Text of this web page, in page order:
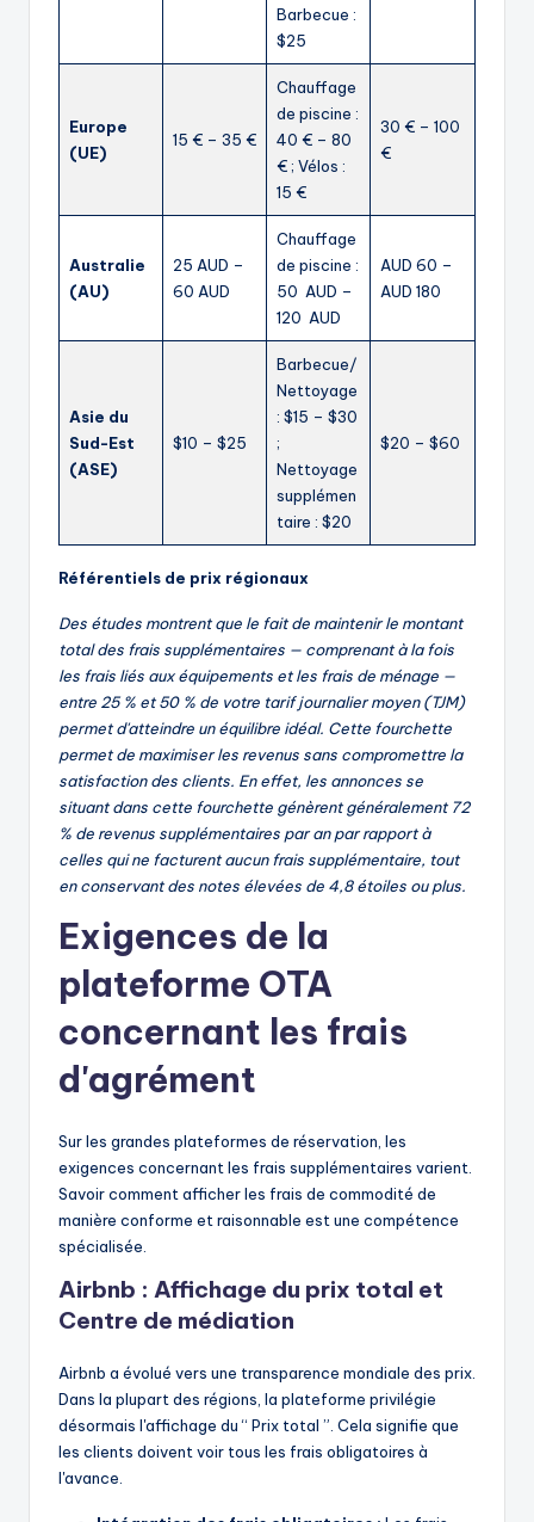
Barbecue :
$25
Europe
(UE)
15 € – 35 €
Chauffage
de piscine :
40 € – 80
€ ; Vélos :
15 €
30 € – 100
€
Australie
(AU)
25 AUD –
60 AUD
Chauffage
de piscine :
50 AUD –
120 AUD
AUD 60 –
AUD 180
Asie du
Sud-Est
(ASE)
$10 – $25
Barbecue/
Nettoyage
: $15 – $30
;
Nettoyage
supplémen
taire : $20
$20 – $60
Référentiels de prix régionaux
Des études montrent que le fait de maintenir le montant
total des frais supplémentaires — comprenant à la fois
les frais liés aux équipements et les frais de ménage —
entre 25 % et 50 % de votre tarif journalier moyen (TJM)
permet d'atteindre un équilibre idéal. Cette fourchette
permet de maximiser les revenus sans compromettre la
satisfaction des clients. En effet, les annonces se
situant dans cette fourchette génèrent généralement 72
% de revenus supplémentaires par an par rapport à
celles qui ne facturent aucun frais supplémentaire, tout
en conservant des notes élevées de 4,8 étoiles ou plus.
Exigences de la
plateforme OTA
concernant les frais
d'agrément
Sur les grandes plateformes de réservation, les
exigences concernant les frais supplémentaires varient.
Savoir comment afficher les frais de commodité de
manière conforme et raisonnable est une compétence
spécialisée.
Airbnb : Affichage du prix total et
Centre de médiation
Airbnb a évolué vers une transparence mondiale des prix.
Dans la plupart des régions, la plateforme privilégie
désormais l'affichage du “ Prix total ”. Cela signifie que
les clients doivent voir tous les frais obligatoires à
l'avance.